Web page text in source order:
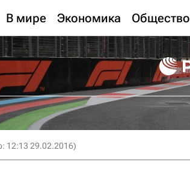
В мире Экономика Общество
12:13 29.02.2016)